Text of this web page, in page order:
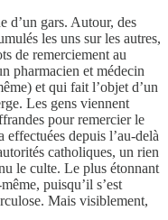
d’un gars. Autour, des
les uns sur les autres,
de remerciement au
pharmacien et médecin
et qui fait l’objet d’un
Les gens viennent
pour remercier le
depuis l’au-delà
catholiques, un rien
le culte. Le plus étonnant
puisqu’il s’est
Mais visiblement,